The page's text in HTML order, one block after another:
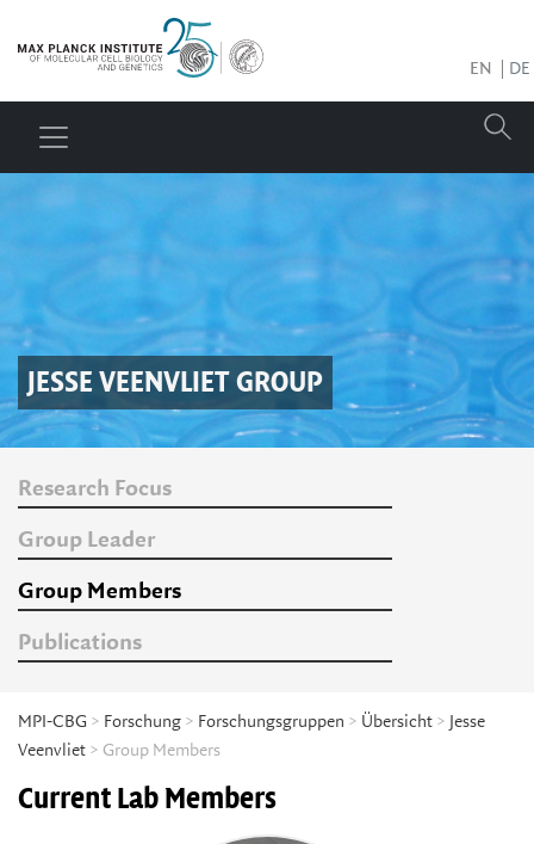
EN DE
JESSE VEENVLIET GROUP
Research Focus
Group Leader
Group Members
Publications
MPI-CBG > Forschung > Forschungsgruppen > Übersicht > Jesse
Veenvliet > Group Members
Current Lab Members